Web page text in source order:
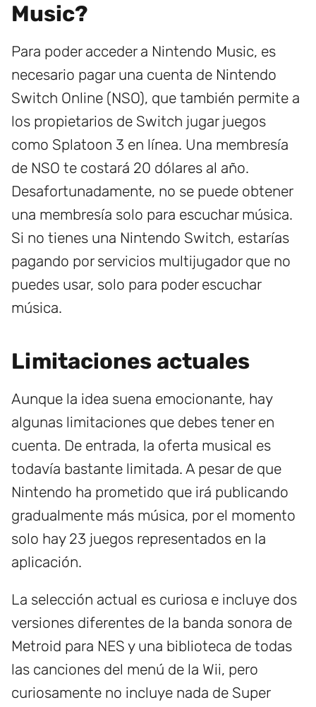
Music?
Para poder acceder a Nintendo Music, es
necesario pagar una cuenta de Nintendo
Switch Online (NSO), que también permite a
los propietarios de Switch jugar juegos
como Splatoon 3 en línea. Una membresía
de NSO te costará 20 dólares al año.
Desafortunadamente, no se puede obtener
una membresía solo para escuchar música.
Si no tienes una Nintendo Switch, estarías
pagando por servicios multijugador que no
puedes usar, solo para poder escuchar
música.
Limitaciones actuales
Aunque la idea suena emocionante, hay
algunas limitaciones que debes tener en
cuenta. De entrada, la oferta musical es
todavía bastante limitada. A pesar de que
Nintendo ha prometido que irá publicando
gradualmente más música, por el momento
solo hay 23 juegos representados en la
aplicación.
La selección actual es curiosa e incluye dos
versiones diferentes de la banda sonora de
Metroid para NES y una biblioteca de todas
las canciones del menú de la Wii, pero
curiosamente no incluye nada de Super